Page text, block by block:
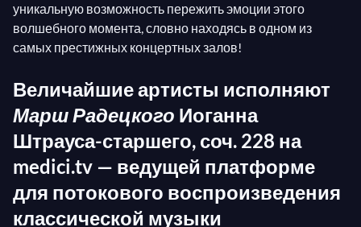
уникальную возможность пережить эмоции этого
волшебного момента, словно находясь в одном из
самых престижных концертных залов!
Величайшие артисты исполняют
Марш Радецкого Иоганна
Штрауса-старшего, соч. 228 на
medici.tv — ведущей платформе
для потокового воспроизведения
классической музыки